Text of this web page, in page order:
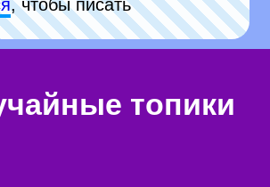
, чтобы писать
топики